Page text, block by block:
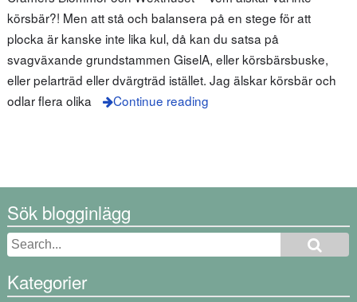
körsbär?! Men att stå och balansera på en stege för att
plocka är kanske inte lika kul, då kan du satsa på
svagväxande grundstammen GiselA, eller körsbärsbuske,
eller pelarträd eller dvärgträd istället. Jag älskar körsbär och
odlar flera olika
Continue reading
Sök blogginlägg
Kategorier